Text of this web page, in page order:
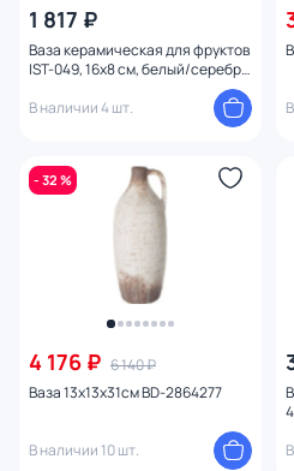
1 817 ₽
Ваза керамическая для фруктов
IST-049, 16х8 см, белый/серебро
В наличии 4 шт.
- 32 %
4 176 ₽ 6 140 ₽
Ваза 13х13х31см BD-2864277
В наличии 10 шт.